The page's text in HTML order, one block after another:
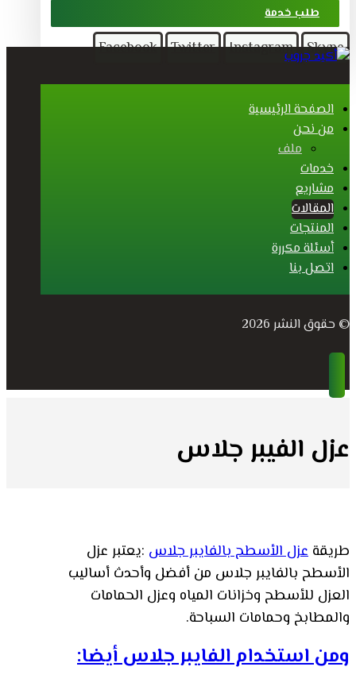
طلب خدمة
Facebook Twitter Instagram Skype
الصفحة الرئيسية
من نحن
ملف
خدمات
مشاريع
المقالات
المنتجات
أسئلة مكررة
اتصل بنا
© حقوق النشر 2026
عزل الفيبر جلاس
طريقة عزل الأسطح بالفايبر جلاس :يعتبر عزل
الأسطح بالفايبر جلاس من أفضل وأحدث أساليب
العزل للأسطح وخزانات المياه وعزل الحمامات
والمطابخ وحمامات السباحة.
ومن استخدام الفايبر جلاس أيضا: